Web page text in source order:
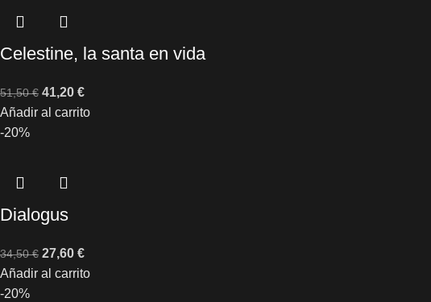
Celestine, la santa en vida
51,50€ 41,20 €
Añadir al carrito
-20%
Dialogus
34,50€ 27,60 €
Añadir al carrito
-20%